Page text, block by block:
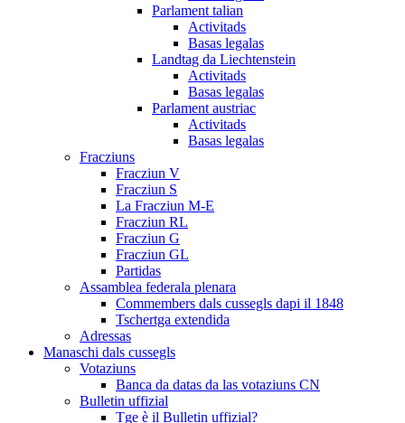
Parlament talian
Activitads
Basas legalas
Landtag da Liechtenstein
Activitads
Basas legalas
Parlament austriac
Activitads
Basas legalas
Fracziuns
Fracziun V
Fracziun S
La Fracziun M-E
Fracziun RL
Fracziun G
Fracziun GL
Partidas
Assamblea federala plenara
Commembers dals cussegls dapi il 1848
Tschertga extendida
Adressas
Manaschi dals cussegls
Votaziuns
Banca da datas da las votaziuns CN
Bulletin uffizial
Tge è il Bulletin uffizial?